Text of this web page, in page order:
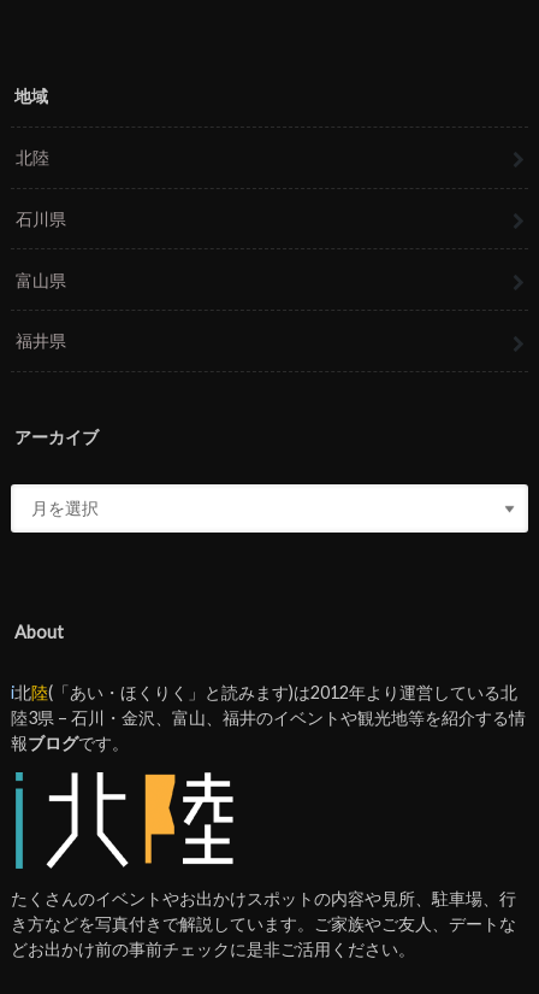
地域
北陸
石川県
富山県
福井県
アーカイブ
About
i北陸(「あい・ほくりく」と読みます)は2012年より運営している北
陸3県 – 石川・金沢、富山、福井のイベントや観光地等を紹介する情
報ブログです。
たくさんのイベントやお出かけスポットの内容や見所、駐車場、行
き方などを写真付きで解説しています。ご家族やご友人、デートな
どお出かけ前の事前チェックに是非ご活用ください。